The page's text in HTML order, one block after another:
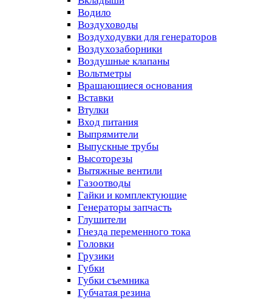
Водило
Воздуховоды
Воздуходувки для генераторов
Воздухозаборники
Воздушные клапаны
Вольтметры
Вращающиеся основания
Вставки
Втулки
Вход питания
Выпрямители
Выпускные трубы
Высоторезы
Вытяжные вентили
Газоотводы
Гайки и комплектующие
Генераторы запчасть
Глушители
Гнезда переменного тока
Головки
Грузики
Губки
Губки съемника
Губчатая резина